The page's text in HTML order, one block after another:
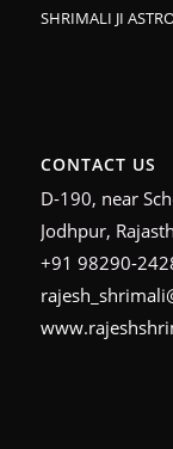
SHRIMALI JI
CONTACT US
D-190, near
Jodhpur,
+91 98290-